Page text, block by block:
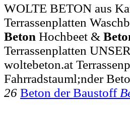
WOLTE BETON aus
Terrassenplatten
Beton Hochbeet &
Terrassenplatten
woltebeton.at
Fahrradstauml;nder
26 Beton der Baustoff